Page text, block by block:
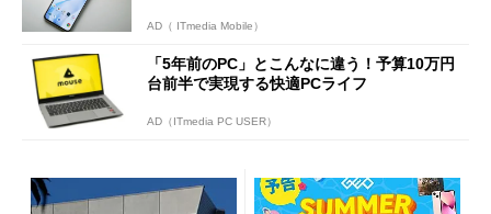
AD（ ITmedia Mobile）
「5年前のPC」とこんなに違う！予算10万円
台前半で実現する快適PCライフ
AD（ITmedia PC USER）